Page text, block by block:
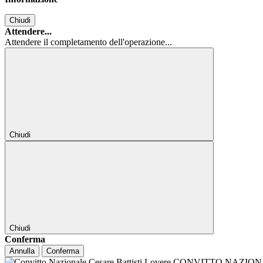
Chiudi
Attendere...
Attendere il completamento dell'operazione...
Chiudi
Chiudi
Conferma
Annulla Conferma